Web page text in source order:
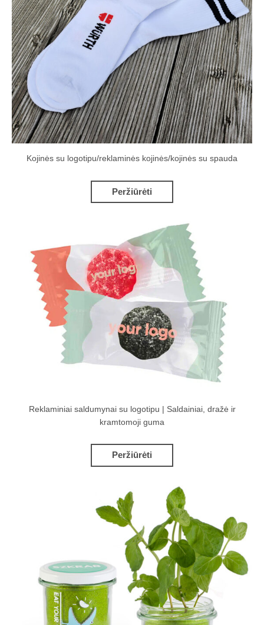
Kojinės su logotipu/reklaminės kojinės/kojinės su spauda
Peržiūrėti
Reklaminiai saldumynai su logotipu | Saldainiai, dražė ir
kramtomoji guma
Peržiūrėti